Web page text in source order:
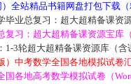
）全站精品书籍网盘打包下载
毕业总复习：超大超精备课资
复习：超大超精备课资源宝库
1-3轮超大超精备课资源库（含
）中考数学全国各地模拟试卷
国各地高考数学模拟试卷（